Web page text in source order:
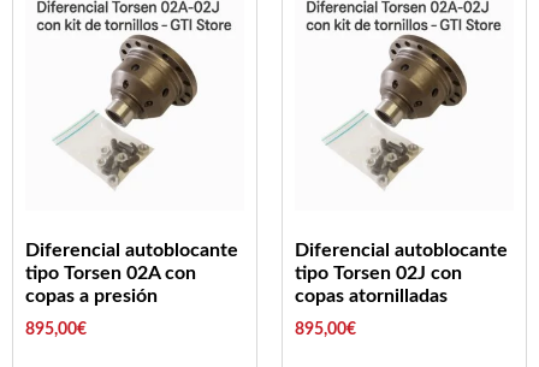
Diferencial autoblocante
tipo Torsen 02A con
copas a presión
895,00€
Diferencial autoblocante
tipo Torsen 02J con
copas atornilladas
895,00€